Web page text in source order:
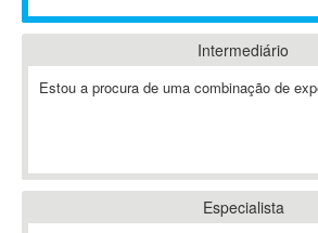
Abaqus
ABIS
Ableton Push
Abstract
Intermediário
Estou a procura de uma combinação de
Especialista